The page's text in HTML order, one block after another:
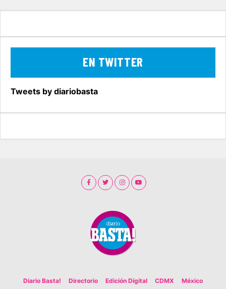
EN TWITTER
Tweets by diariobasta
Diario Basta! Directorio Edición Digital CDMX México